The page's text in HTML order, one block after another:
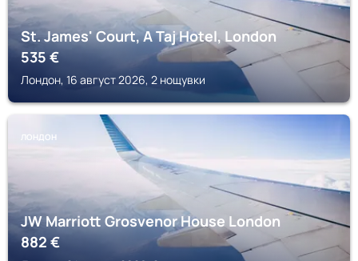
St. James' Court, A Taj Hotel, London
535€
Лондон, 16 август 2026, 2 нощувки
ЛОНДОН
JW Marriott Grosvenor House London
882€